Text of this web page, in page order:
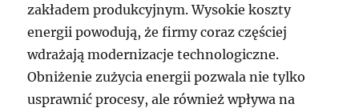
zakładem produkcyjnym. Wysokie koszty
energii powodują, że firmy coraz częściej
wdrażają modernizacje technologiczne.
Obniżenie zużycia energii pozwala nie tylko
usprawnić procesy, ale również wpływa na